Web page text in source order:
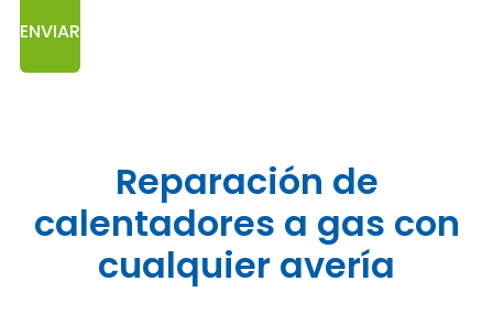
ENVIAR
Reparación de
calentadores a gas con
cualquier avería